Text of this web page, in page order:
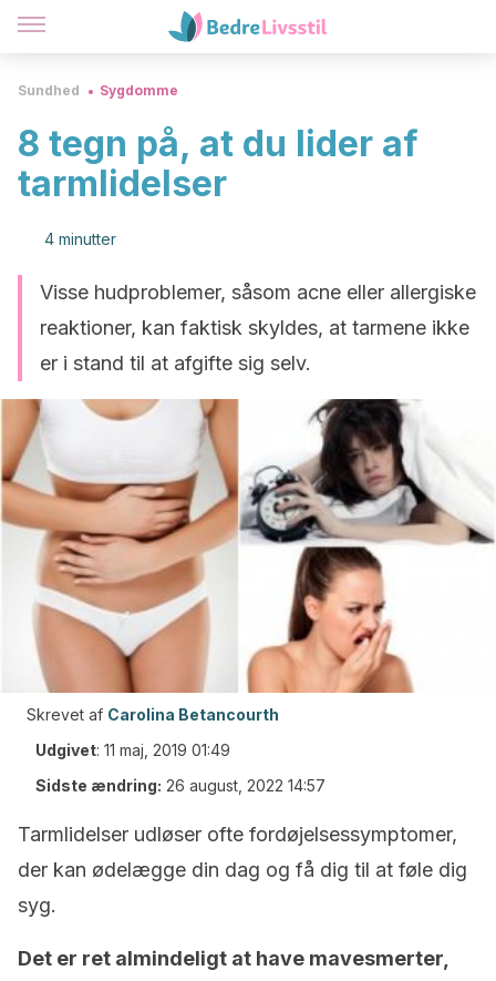
Sundhed Sygdomme
8 tegn på, at du lider af
tarmlidelser
4 minutter
Visse hudproblemer, såsom acne eller allergiske
reaktioner, kan faktisk skyldes, at tarmene ikke
er i stand til at afgifte sig selv.
Skrevet af Carolina Betancourth
Udgivet: 11 maj, 2019 01:49
Sidste ændring: 26 august, 2022 14:57
Tarmlidelser udløser ofte fordøjelsessymptomer,
der kan ødelægge din dag og få dig til at føle dig
syg.
Det er ret almindeligt at have mavesmerter,